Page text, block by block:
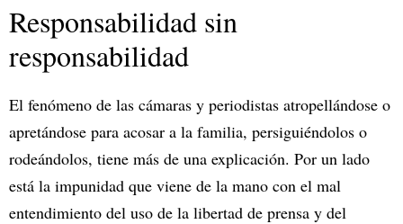
Responsabilidad sin
responsabilidad
El fenómeno de las cámaras y periodistas atropellándose o
apretándose para acosar a la familia, persiguiéndolos o
rodeándolos, tiene más de una explicación. Por un lado
está la impunidad que viene de la mano con el mal
entendimiento del uso de la libertad de prensa y del